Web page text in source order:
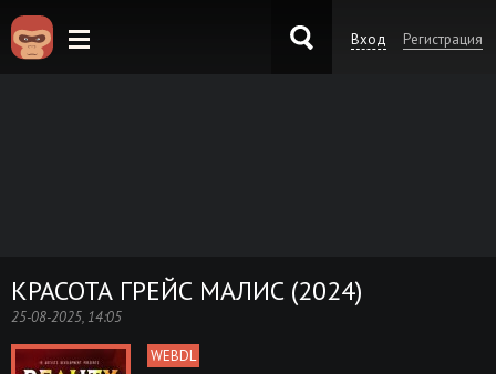
Вход Регистрация
КРАСОТА ГРЕЙС МАЛИС (2024)
25-08-2025, 14:05
WEBDL